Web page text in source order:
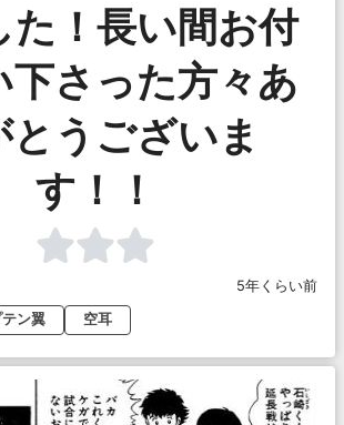
た！長い間お付
下さった方々あ
とうございま
す！！
5年くらい前
ン翼 空耳